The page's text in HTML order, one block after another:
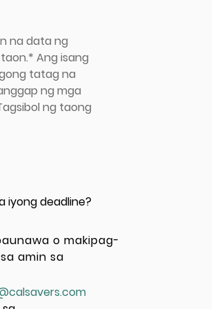
na data ng
Ang isang
tatag na
ng mga
ng taong
iyong deadline?
o makipag-
amin sa